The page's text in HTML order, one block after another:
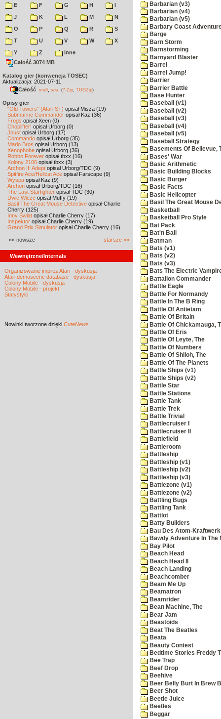
E
F G H
I
J
K L M
N
O
P Q R
S
T
U V W
X
Y
Z
inne
Całość 3074 MB
Katalog gier (konwencja TOSEC)
Aktualizacja: 2021-07-11
Całość md5 sha (7-Zip TUGZip)
Opisy gier
"Old Towers" (Atari ST) opisał Misza (19)
Submarine Commander opisał Kaz (36)
Frogs opisał Xeen (0)
Choplifter! opisał Urborg (0)
Joust opisał Urborg (17)
Commando opisał Urborg (35)
Mario Bros opisał Urborg (13)
Xenophobe opisał Urborg (36)
Robbo Forever opisał tbxx (16)
Kolony 2106 opisał tbxx (3)
Archon II: Adept opisał Urborg/TDC (9)
Spitfire Ace/Hellcat Ace opisał Farscape (9)
Wyspa opisał Kaz (9)
Archon opisał Urborg/TDC (16)
The Last Starfighter opisał TDC (30)
Dwie Wieże opisał Muffy (19)
Basil The Great Mouse Detective opisał Charlie
Cherry (125)
Inny Świat opisał Charlie Cherry (17)
Inspektor opisał Charlie Cherry (19)
Grand Prix Simulator opisał Charlie Cherry (16)
«« nowsze starsze »»
Wewnętrzne/Internals
Organizowanie imprez Atari - dyskusja
Atari demoscene database - dyskusja
Colony Mobile - dyskusja
Colony Mobile - projekt
Statystyki
Nowinki tworzone dzięki CuteNews
Barbarian (v3)
Barbarian (v4)
Barbarian (v5)
Barbary Coast
Barge
Barn Storm
Barnstorming
Barnyard Blaster
Barrel
Barrel Jump!
Barrier
Barrier Battle
Base Hunter
Baseball (v1)
Baseball (v2)
Baseball (v3)
Baseball (v4)
Baseball (v5)
Baseball Strategy
Basements Of Bellevue,
Bases' War
Basic Arithmetic
Basic Building Blocks
Basic Burger
Basic Facts
Basic Helicopter
Basil The Great Mouse
Basketball
Basketball Pro Style
Bat Pack
Bat'n Ball
Batman
Bats (v1)
Bats (v2)
Bats (v3)
Bats The Electric
Battalion Commander
Battle Eagle
Battle For Normandy
Battle In The B Ring
Battle Of Antietam
Battle Of Britain
Battle Of Chickamauga,
Battle Of Eris
Battle Of Leyte, The
Battle Of Numbers
Battle Of Shiloh, The
Battle Of The Planets
Battle Ships (v1)
Battle Ships (v2)
Battle Star
Battle Stations
Battle Tank
Battle Trek
Battle Trivial
Battlecruiser I
Battlecruiser II
Battlefield
Battleroom
Battleship
Battleship (v1)
Battleship (v2)
Battleship (v3)
Battlezone (v1)
Battlezone (v2)
Battling Bugs
Battling Tank
Battlot
Batty Builders
Bau Des Atom-Kraftwerk
Bawdy Adventure In The
Bay Pilot
Beach Head
Beach Head II
Beach Landing
Beachcomber
Beam Me Up
Beamatron
Beamrider
Bean Machine, The
Bear Jam
Beastoids
Beat The Beatles
Beata
Beauty Contest
Bedtime Stories Freddy
Bee Trap
Beef Drop
Beehive
Beer Belly Burt In Brew
Beer Shot
Beetle Juice
Beetles
Beggar